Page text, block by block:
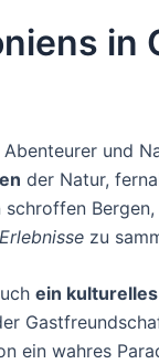
in
und
der Natur,
zu
ein
ein wahres